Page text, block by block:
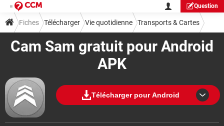
Question
Cam Sam gratuit pour Android
APK
Télécharger pour Android
Fiches Télécharger Vie quotidienne Transports & Cartes